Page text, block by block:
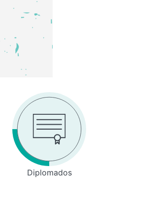
Diplomados